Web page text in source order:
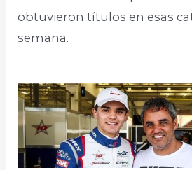
obtuvieron títulos en esas
semana.